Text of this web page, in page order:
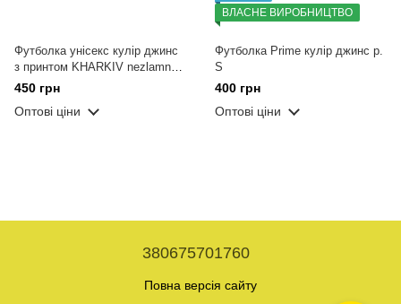
Футболка унісекс кулір джинс
з принтом KHARKIV nezlamnyi
р. S (DTG)
450 грн
Оптові ціни
ВЛАСНЕ ВИРОБНИЦТВО
Футболка Prime кулір джинс р.
S
400 грн
Оптові ціни
380675701760
Повна версія сайту